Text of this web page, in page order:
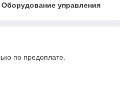
Оборудование управления
по предоплате.